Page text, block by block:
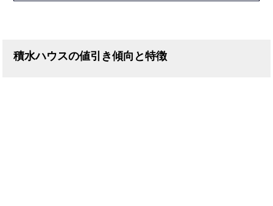
積水ハウスの値引き傾向と特徴